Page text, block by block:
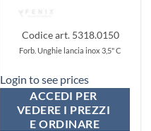
Codice art. 5318.0150
Forb. Unghie lancia inox 3,5" C
Login to see prices
ACCEDI PER
VEDERE I PREZZI
E ORDINARE